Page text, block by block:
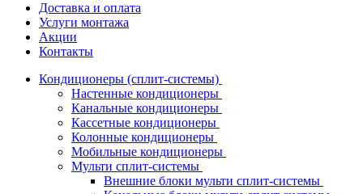
Доставка и оплата
Услуги монтажа
Акции
Контакты
Кондиционеры (сплит-системы)
Настенные кондиционеры
Канальные кондиционеры
Кассетные кондиционеры
Колонные кондиционеры
Мобильные кондиционеры
Мульти сплит-системы
Внешние блоки мульти сплит-системы